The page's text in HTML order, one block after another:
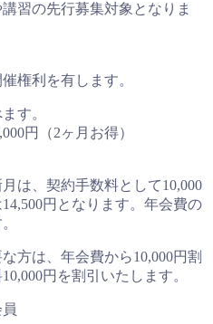
習の先行募集対象となりま
権利を有します。
す。
円（2ヶ月お得）
は、契約手数料として10,000
円となります。年会費の
方は、年会費から10,000円割
円を割引いたします。